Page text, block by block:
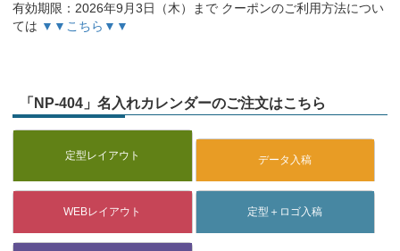
有効期限：2026年9月3日（木）まで クーポンのご利用方法につい
ては ▼▼こちら▼▼
「NP-404」名入れカレンダーのご注文はこちら